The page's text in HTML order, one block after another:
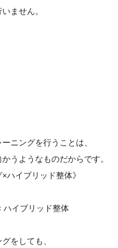
ません。
ニングを行うことは、
うようなものだからです。
ハイブリッド整体》
ハイブリッド整体
をしても、